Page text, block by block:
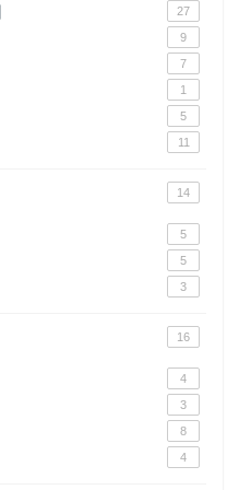
27
9
7
1
5
11
14
5
5
3
16
4
3
8
4